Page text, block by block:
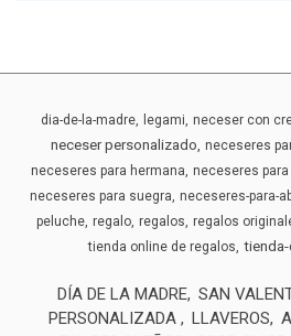
dia-de-la-madre legami neceser con
neceser personalizado neceseres
neceseres para hermana neceseres para
neceseres para suegra neceseres-para-
peluche regalo regalos regalos
tienda online de regalos
DÍA DE LA MADRE SAN
PERSONALIZADA
LLAVEROS